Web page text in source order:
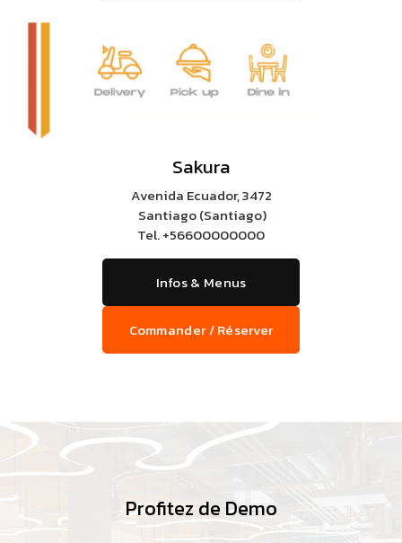
Sakura
Avenida Ecuador, 3472
Santiago (Santiago)
Tel.+56600000000
Infos & Menus
Commander / Réserver
Profitez de Demo